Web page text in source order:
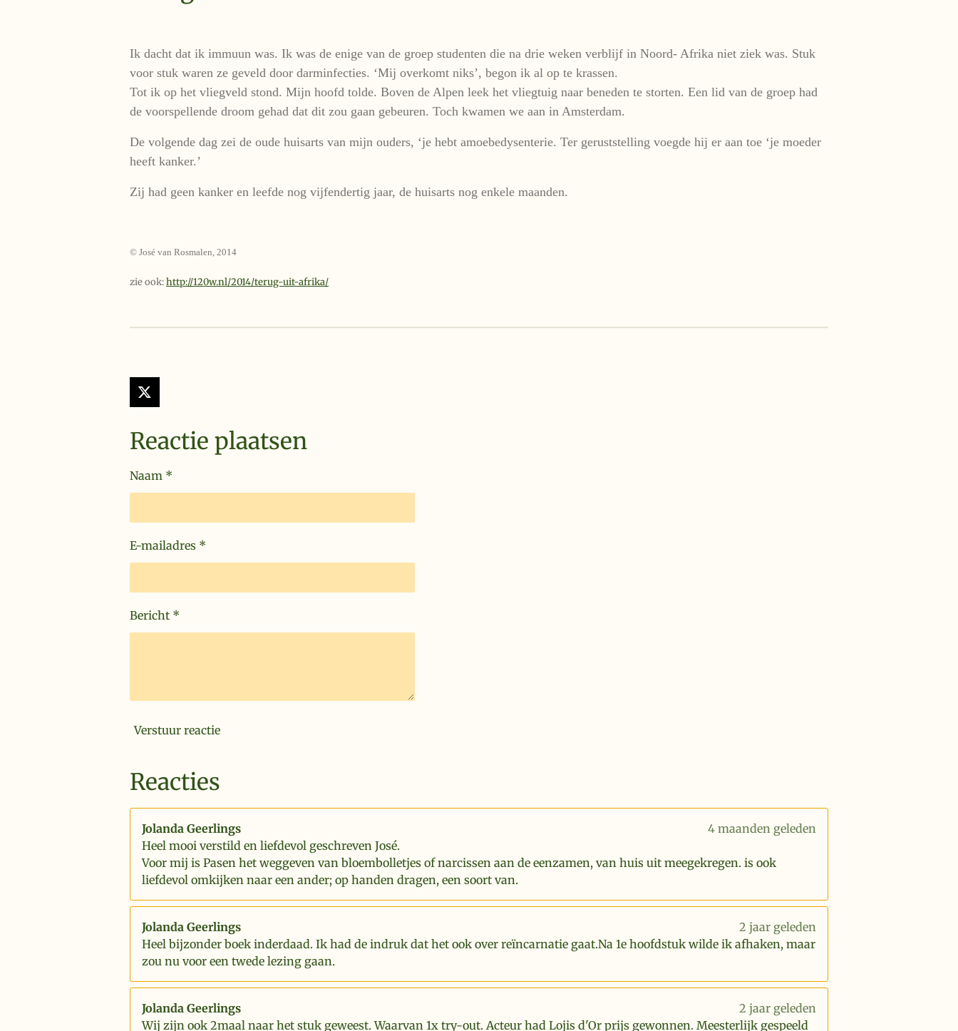
Ik dacht dat ik immuun was. Ik was de enige van de groep studenten die na drie weken verblijf in Noord- Afrika niet ziek was. Stuk
voor stuk waren ze geveld door darminfecties. ‘Mij overkomt niks’, begon ik al op te krassen.
Tot ik op het vliegveld stond. Mijn hoofd tolde. Boven de Alpen leek het vliegtuig naar beneden te storten. Een lid van de groep had
de voorspellende droom gehad dat dit zou gaan gebeuren. Toch kwamen we aan in Amsterdam.
De volgende dag zei de oude huisarts van mijn ouders, ‘je hebt amoebedysenterie. Ter geruststelling voegde hij er aan toe ‘je moeder
heeft kanker.’
Zij had geen kanker en leefde nog vijfendertig jaar, de huisarts nog enkele maanden.
© José van Rosmalen, 2014
zie ook:http://120w.nl/2014/terug-uit-afrika/
X
Reactie plaatsen
Naam *
E-mailadres *
Bericht *
Verstuur reactie
Reacties
Jolanda Geerlings
4 maanden geleden
Heel mooi verstild en liefdevol geschreven José.
Voor mij is Pasen het weggeven van bloembolletjes of narcissen aan de eenzamen, van huis uit meegekregen. is ook
liefdevol omkijken naar een ander; op handen dragen, een soort van.
Jolanda Geerlings
2 jaar geleden
Heel bijzonder boek inderdaad. Ik had de indruk dat het ook over reïncarnatie gaat.Na 1e hoofdstuk wilde ik afhaken, maar
zou nu voor een twede lezing gaan.
Jolanda Geerlings
2 jaar geleden
Wij zijn ook 2maal naar het stuk geweest. Waarvan 1x try-out. Acteur had Lojis d'Or prijs gewonnen. Meesterlijk gespeeld